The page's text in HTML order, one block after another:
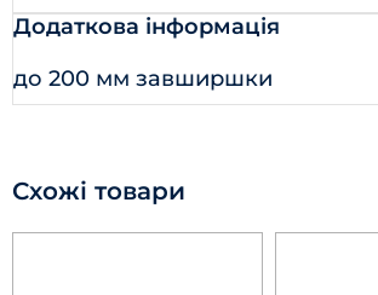
Додаткова інформація
до 200 мм завширшки
Схожі товари